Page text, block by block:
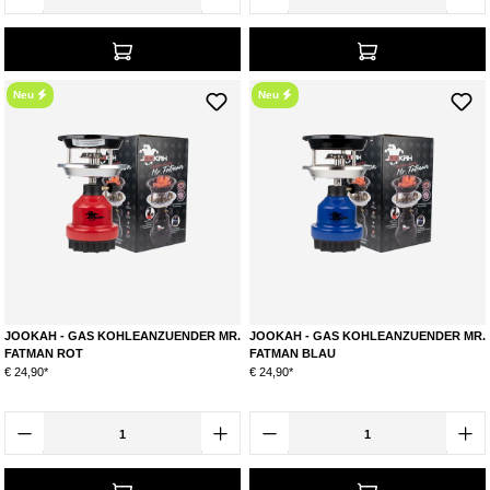
Neu
JOOKAH - GAS KOHLEANZUENDER MR.
FATMAN ROT
€ 24,90*
Neu
JOOKAH - GAS KOHLEANZUENDER MR.
FATMAN BLAU
€ 24,90*